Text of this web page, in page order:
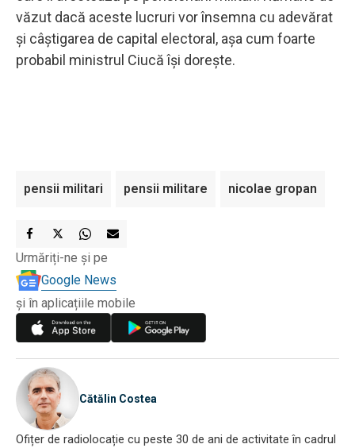
văzut dacă aceste lucruri vor însemna cu adevărat
și câștigarea de capital electoral, așa cum foarte
probabil ministrul Ciucă își dorește.
pensii militari pensii militare nicolae gropan
Urmăriți-ne și pe
Google News
și în aplicațiile mobile
Cătălin Costea
Ofițer de radiolocație cu peste 30 de ani de activitate în cadrul